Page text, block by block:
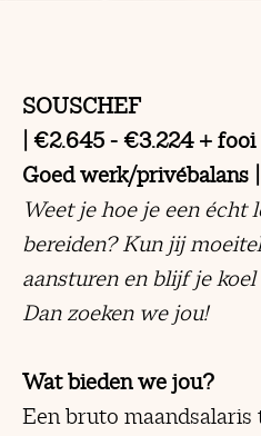
SOUSCHEF
| €2.645 - €3.224 + fooi
Goed werk/privébalans |
Weet je hoe je een écht
bereiden? Kun jij
aansturen en blijf je
Dan zoeken we jou!
Wat bieden we jou?
Een bruto maandsalaris